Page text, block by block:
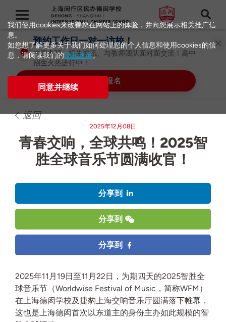
预约工作日一对一访校！
校园参观、招生资讯、与教师团队面对面交流！高中
招生火热进行中！
立即报名
返回
2025年12月08日
青春交响，全球共鸣！2025智
胜全球音乐节圆满收官！
分享到
分享到
分享到
2025年11月19日至11月22日，为期四天的2025智胜全
球音乐节（Worldwise Festival of Music，简称WFM）
在上海德闳学校及捷豹上海交响音乐厅圆满落下帷幕，
这也是上海德闳首次以东道主的身份主办如此规模的智
我们使用cookies来改善您在网站上的体验，并向您展示相关推广信
息。
如您想了解更多关于我们如何处理您的个人信息和使用cookies的信
息，请阅读我们的隐私政策。
同意并继续